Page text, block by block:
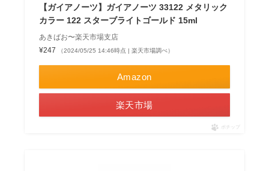
【ガイアノーツ】ガイアノーツ 33122 メタリック
カラー 122 スターブライトゴールド 15ml
あきばお〜楽天市場支店
¥247
（2024/05/25 14:46時点 | 楽天市場調べ）
Amazon
楽天市場
ポチップ